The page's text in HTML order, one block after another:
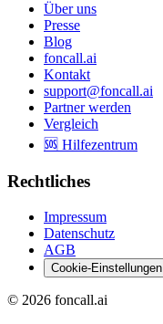
Über uns
Presse
Blog
foncall.ai
Kontakt
support@foncall.ai
Partner werden
Vergleich
🆘 Hilfezentrum
Rechtliches
Impressum
Datenschutz
AGB
Cookie-Einstellungen
© 2026 foncall.ai